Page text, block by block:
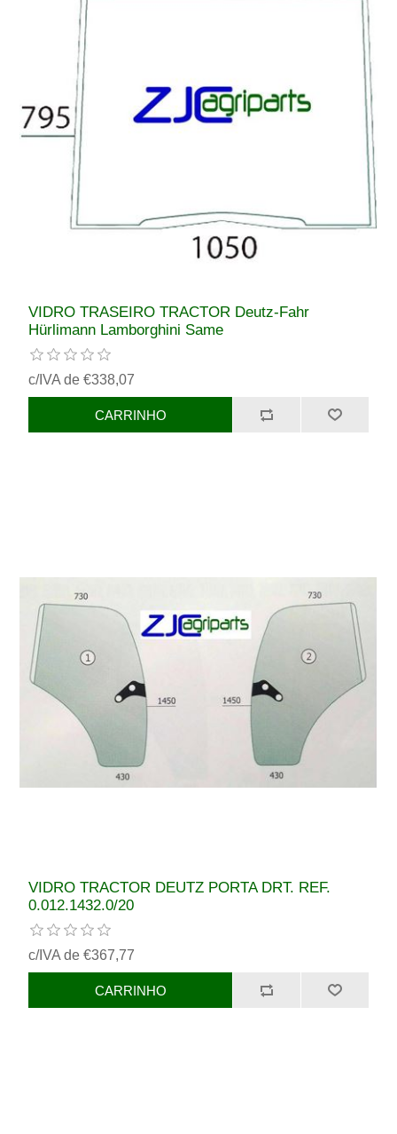
VIDRO TRASEIRO TRACTOR Deutz-Fahr
Hürlimann Lamborghini Same
c/IVA de €338,07
VIDRO TRACTOR DEUTZ PORTA DRT. REF.
0.012.1432.0/20
c/IVA de €367,77